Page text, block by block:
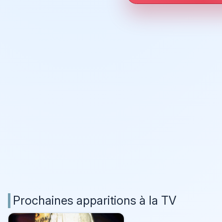
Prochaines apparitions à la TV